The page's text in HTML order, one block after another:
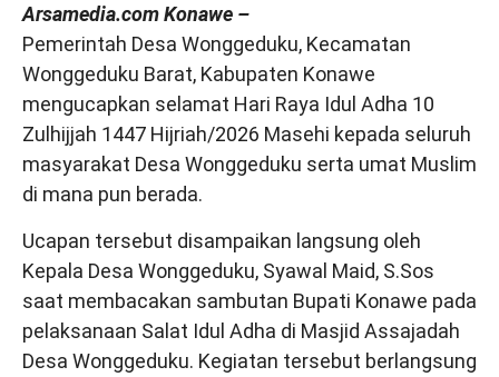
Arsamedia.com Konawe –
Pemerintah Desa Wonggeduku, Kecamatan
Wonggeduku Barat, Kabupaten Konawe
mengucapkan selamat Hari Raya Idul Adha 10
Zulhijjah 1447 Hijriah/2026 Masehi kepada seluruh
masyarakat Desa Wonggeduku serta umat Muslim
di mana pun berada.
Ucapan tersebut disampaikan langsung oleh
Kepala Desa Wonggeduku, Syawal Maid, S.Sos
saat membacakan sambutan Bupati Konawe pada
pelaksanaan Salat Idul Adha di Masjid Assajadah
Desa Wonggeduku. Kegiatan tersebut berlangsung